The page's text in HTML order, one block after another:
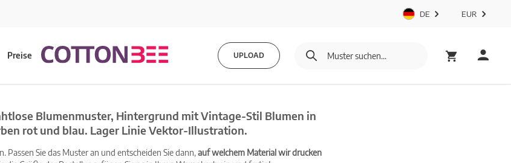
DE EUR
Preise UPLOAD
Blumenmuster, Hintergrund mit Vintage-Stil Blumen in
rot und blau. Lager Linie Vektor-Illustration.
Passen Sie das Muster an und entscheiden Sie dann,auf welchem Material wir drucken